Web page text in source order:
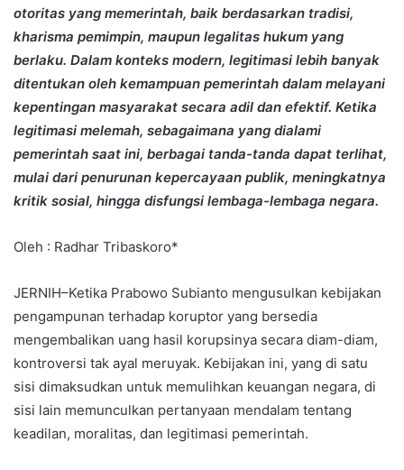
otoritas yang memerintah, baik berdasarkan tradisi,
kharisma pemimpin, maupun legalitas hukum yang
berlaku. Dalam konteks modern, legitimasi lebih banyak
ditentukan oleh kemampuan pemerintah dalam melayani
kepentingan masyarakat secara adil dan efektif. Ketika
legitimasi melemah, sebagaimana yang dialami
pemerintah saat ini, berbagai tanda-tanda dapat terlihat,
mulai dari penurunan kepercayaan publik, meningkatnya
kritik sosial, hingga disfungsi lembaga-lembaga negara.
Oleh : Radhar Tribaskoro*
JERNIH–Ketika Prabowo Subianto mengusulkan kebijakan
pengampunan terhadap koruptor yang bersedia
mengembalikan uang hasil korupsinya secara diam-diam,
kontroversi tak ayal meruyak. Kebijakan ini, yang di satu
sisi dimaksudkan untuk memulihkan keuangan negara, di
sisi lain memunculkan pertanyaan mendalam tentang
keadilan, moralitas, dan legitimasi pemerintah.